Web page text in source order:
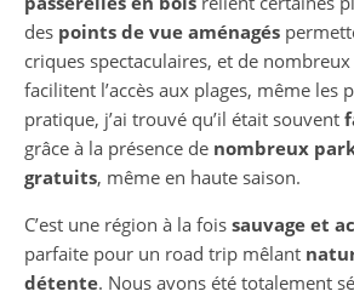
des points de vue aménagés
criques spectaculaires, et de nombreux
facilitent l’accès aux plages, même les
pratique, j’ai trouvé qu’il était souvent
grâce à la présence de nombreux
gratuits, même en haute saison.
C’est une région à la fois sauvage et
parfaite pour un road trip mêlant
détente. Nous avons été totalement